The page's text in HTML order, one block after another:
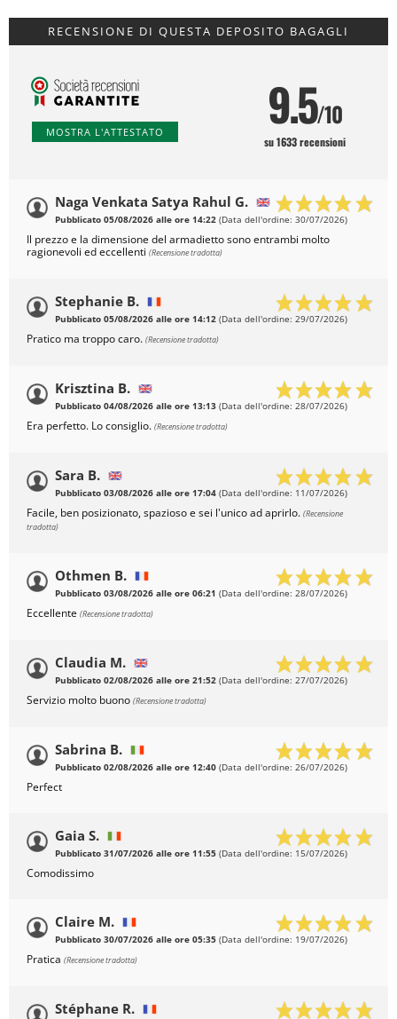
RECENSIONE DI QUESTA DEPOSITO BAGAGLI
MOSTRA L'ATTESTATO 9.5/10
su 1633 recensioni
Naga Venkata Satya Rahul G.
Pubblicato 05/08/2026 alle ore 14:22 (Data dell'ordine: 30/07/2026)
Il prezzo e la dimensione del armadietto sono entrambi molto
ragionevoli ed eccellenti (Recensione tradotta)
Stephanie B.
Pubblicato 05/08/2026 alle ore 14:12 (Data dell'ordine: 29/07/2026)
Pratico ma troppo caro. (Recensione tradotta)
Krisztina B.
Pubblicato 04/08/2026 alle ore 13:13 (Data dell'ordine: 28/07/2026)
Era perfetto. Lo consiglio. (Recensione tradotta)
Sara B.
Pubblicato 03/08/2026 alle ore 17:04 (Data dell'ordine: 11/07/2026)
Facile, ben posizionato, spazioso e sei l'unico ad aprirlo. (Recensione
tradotta)
Othmen B.
Pubblicato 03/08/2026 alle ore 06:21 (Data dell'ordine: 28/07/2026)
Eccellente (Recensione tradotta)
Claudia M.
Pubblicato 02/08/2026 alle ore 21:52 (Data dell'ordine: 27/07/2026)
Servizio molto buono (Recensione tradotta)
Sabrina B.
Pubblicato 02/08/2026 alle ore 12:40 (Data dell'ordine: 26/07/2026)
Perfect
Gaia S.
Pubblicato 31/07/2026 alle ore 11:55 (Data dell'ordine: 15/07/2026)
Comodissimo
Claire M.
Pubblicato 30/07/2026 alle ore 05:35 (Data dell'ordine: 19/07/2026)
Pratica (Recensione tradotta)
Stéphane R.